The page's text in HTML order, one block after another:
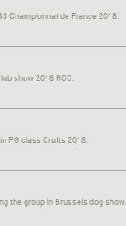
Championnat de France 2018.
show 2018 RCC.
PG class Crufts 2018.
the group in Brussels dog show.